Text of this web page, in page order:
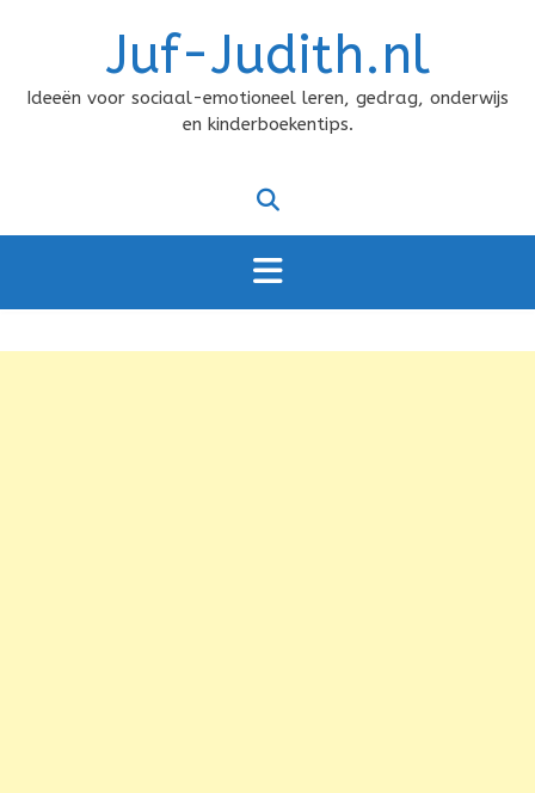
Juf-Judith.nl
Ideeën voor sociaal-emotioneel leren, gedrag, onderwijs
en kinderboekentips.